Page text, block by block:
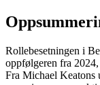
Rollebesetningen i
oppfølgeren fra
Fra Michael Keatons